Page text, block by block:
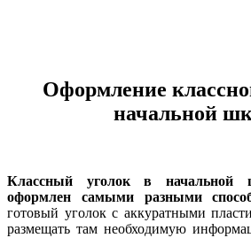
Оформление
начальной
Классный уголок в
оформлен самыми разными
готовый уголок с аккуратными
размещать там необходимую